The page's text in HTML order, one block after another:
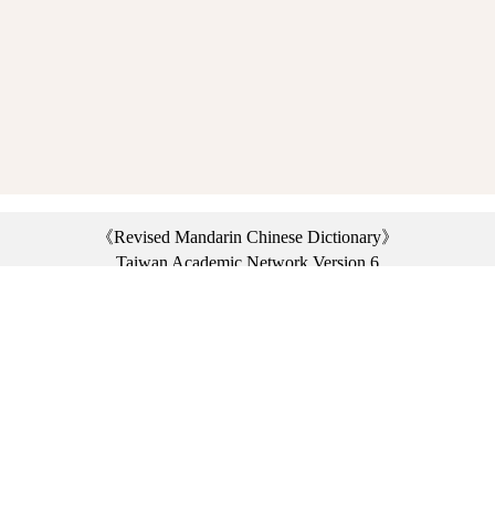
《Revised Mandarin Chinese Dictionary》
Taiwan Academic Network Version 6